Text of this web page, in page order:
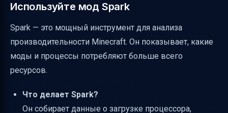
Используйте мод Spark
Spark — это мощный инструмент для анализа
производительности Minecraft. Он показывает, какие
моды и процессы потребляют больше всего
ресурсов.
Что делает Spark?
Он собирает данные о загрузке процессора,